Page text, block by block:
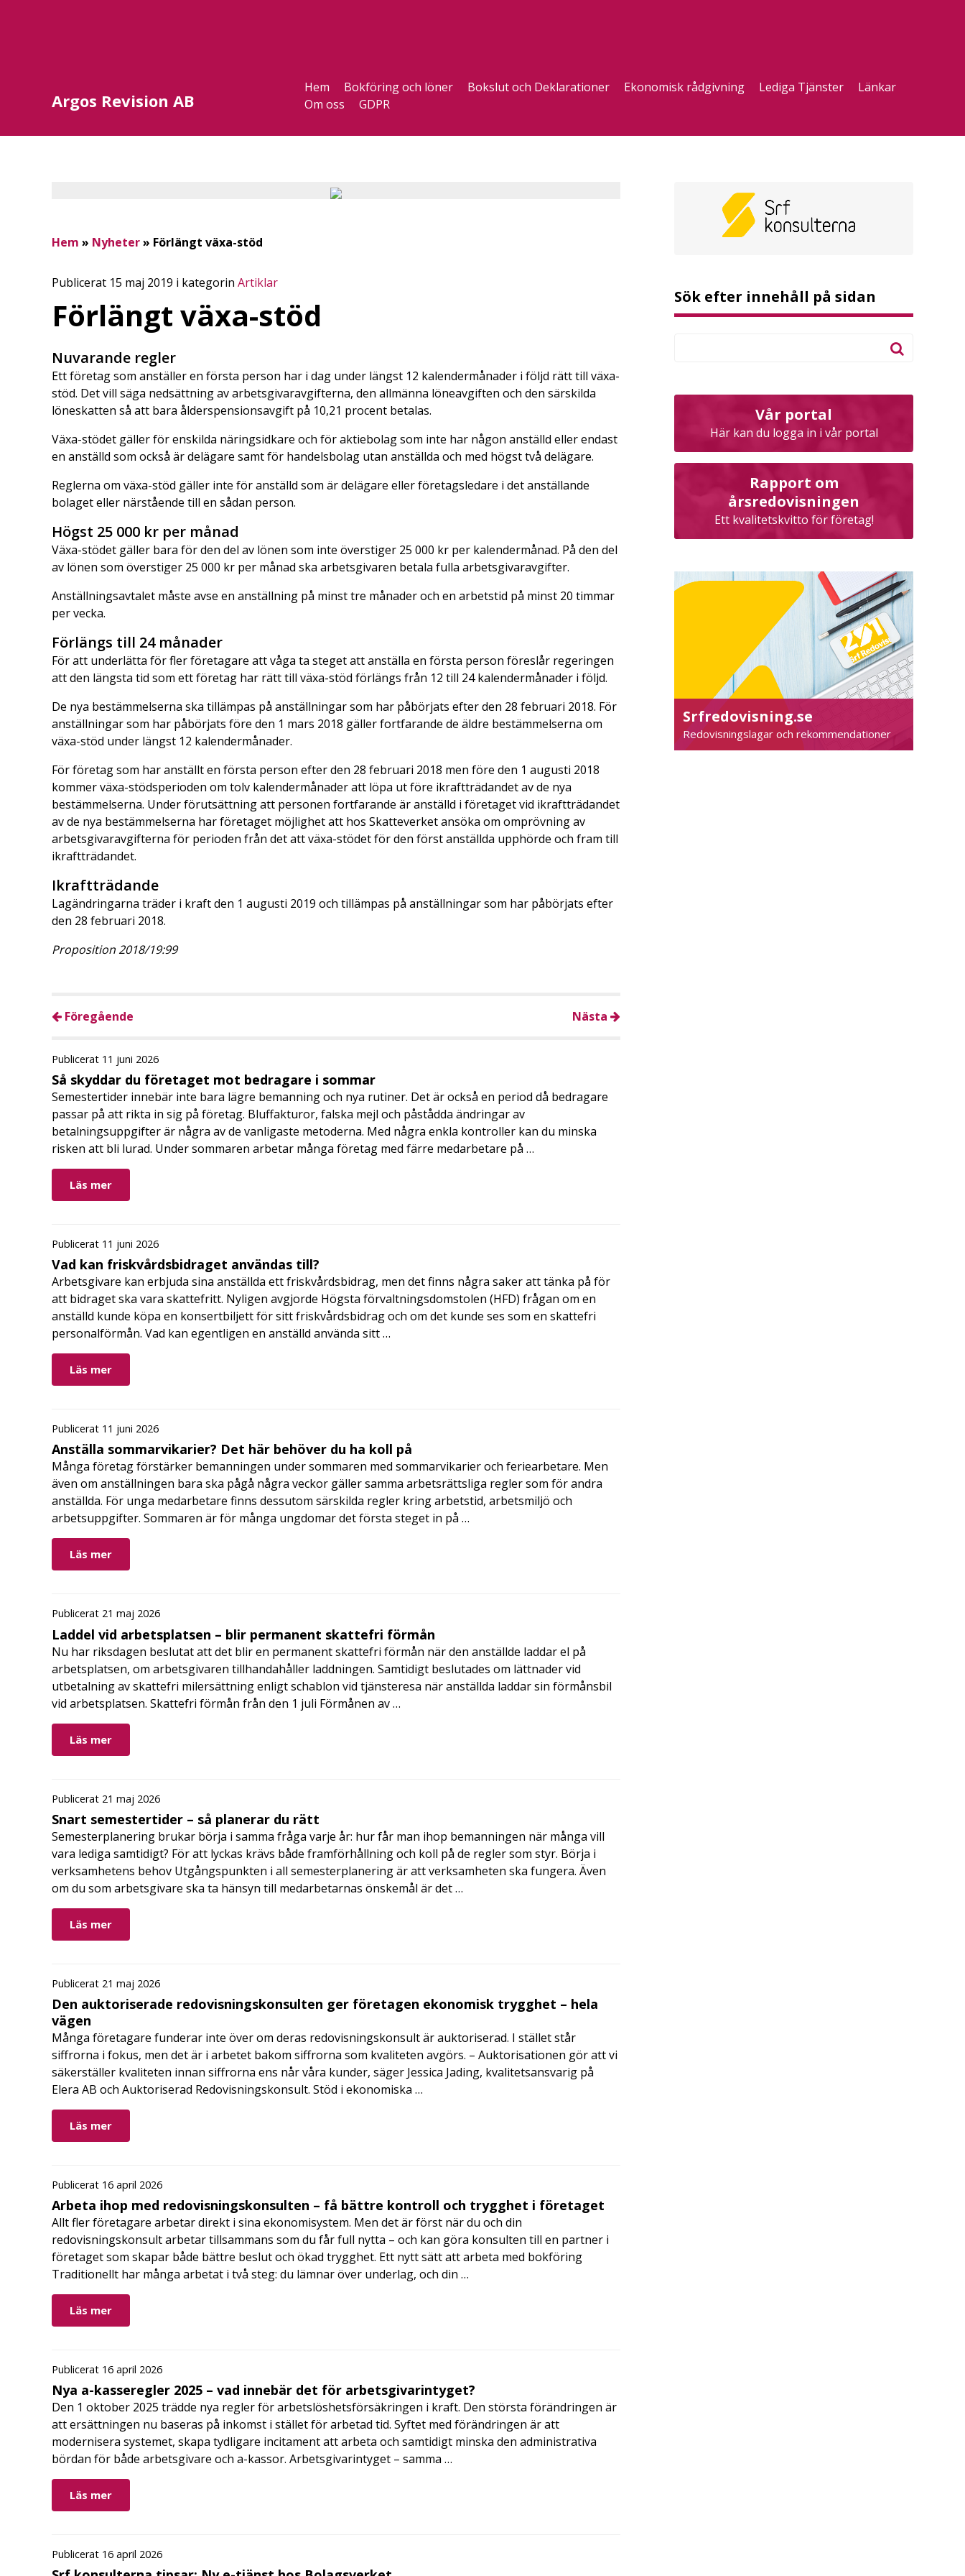
Argos Revision AB
Hem Bokföring och löner Bokslut och Deklarationer Ekonomisk rådgivning Lediga Tjänster
Länkar
Om oss
GDPR
Hem » Nyheter» Förlängt växa-stöd
Publicerat 15 maj 2019 i kategorin Artiklar
Förlängt växa-stöd
Nuvarande regler
Ett företag som anställer en första person har i dag under längst 12 kalendermånader i följd rätt till växa-
stöd. Det vill säga nedsättning av arbetsgivaravgifterna, den allmänna löneavgiften och den särskilda
löneskatten så att bara ålderspensionsavgift på 10,21 procent betalas.
Växa-stödet gäller för enskilda näringsidkare och för aktiebolag som inte har någon anställd eller endast
en anställd som också är delägare samt för handelsbolag utan anställda och med högst två delägare.
Reglerna om växa-stöd gäller inte för anställd som är delägare eller företagsledare i det anställande
bolaget eller närstående till en sådan person.
Högst 25 000 kr per månad
Växa-stödet gäller bara för den del av lönen som inte överstiger 25 000 kr per kalendermånad. På den del
av lönen som överstiger 25 000 kr per månad ska arbetsgivaren betala fulla arbetsgivaravgifter.
Anställningsavtalet måste avse en anställning på minst tre månader och en arbetstid på minst 20 timmar
per vecka.
Förlängs till 24 månader
För att underlätta för fler företagare att våga ta steget att anställa en första person föreslår regeringen
att den längsta tid som ett företag har rätt till växa-stöd förlängs från 12 till 24 kalendermånader i följd.
De nya bestämmelserna ska tillämpas på anställningar som har påbörjats efter den 28 februari 2018. För
anställningar som har påbörjats före den 1 mars 2018 gäller fortfarande de äldre bestämmelserna om
växa-stöd under längst 12 kalendermånader.
För företag som har anställt en första person efter den 28 februari 2018 men före den 1 augusti 2018
kommer växa-stödsperioden om tolv kalendermånader att löpa ut före ikraftträdandet av de nya
bestämmelserna. Under förutsättning att personen fortfarande är anställd i företaget vid ikraftträdandet
av de nya bestämmelserna har företaget möjlighet att hos Skatteverket ansöka om omprövning av
arbetsgivaravgifterna för perioden från det att växa-stödet för den först anställda upphörde och fram till
ikraftträdandet.
Ikraftträdande
Lagändringarna träder i kraft den 1 augusti 2019 och tillämpas på anställningar som har påbörjats efter
den 28 februari 2018.
Proposition 2018/19:99
Föregående Nästa
Publicerat 11 juni 2026
Så skyddar du företaget mot bedragare i sommar
Semestertider innebär inte bara lägre bemanning och nya rutiner. Det är också en period då bedragare
passar på att rikta in sig på företag. Bluffakturor, falska mejl och påstådda ändringar av
betalningsuppgifter är några av de vanligaste metoderna. Med några enkla kontroller kan du minska
risken att bli lurad. Under sommaren arbetar många företag med färre medarbetare på …
Läs mer
Publicerat 11 juni 2026
Vad kan friskvårdsbidraget användas till?
Arbetsgivare kan erbjuda sina anställda ett friskvårdsbidrag, men det finns några saker att tänka på för
att bidraget ska vara skattefritt. Nyligen avgjorde Högsta förvaltningsdomstolen (HFD) frågan om en
anställd kunde köpa en konsertbiljett för sitt friskvårdsbidrag och om det kunde ses som en skattefri
personalförmån. Vad kan egentligen en anställd använda sitt …
Läs mer
Publicerat 11 juni 2026
Anställa sommarvikarier? Det här behöver du ha koll på
Många företag förstärker bemanningen under sommaren med sommarvikarier och feriearbetare. Men
även om anställningen bara ska pågå några veckor gäller samma arbetsrättsliga regler som för andra
anställda. För unga medarbetare finns dessutom särskilda regler kring arbetstid, arbetsmiljö och
arbetsuppgifter. Sommaren är för många ungdomar det första steget in på …
Läs mer
Publicerat 21 maj 2026
Laddel vid arbetsplatsen – blir permanent skattefri förmån
Nu har riksdagen beslutat att det blir en permanent skattefri förmån när den anställde laddar el på
arbetsplatsen, om arbetsgivaren tillhandahåller laddningen. Samtidigt beslutades om lättnader vid
utbetalning av skattefri milersättning enligt schablon vid tjänsteresa när anställda laddar sin förmånsbil
vid arbetsplatsen. Skattefri förmån från den 1 juli Förmånen av …
Läs mer
Publicerat 21 maj 2026
Snart semestertider – så planerar du rätt
Semesterplanering brukar börja i samma fråga varje år: hur får man ihop bemanningen när många vill
vara lediga samtidigt? För att lyckas krävs både framförhållning och koll på de regler som styr. Börja i
verksamhetens behov Utgångspunkten i all semesterplanering är att verksamheten ska fungera. Även
om du som arbetsgivare ska ta hänsyn till medarbetarnas önskemål är det …
Läs mer
Publicerat 21 maj 2026
Den auktoriserade redovisningskonsulten ger företagen ekonomisk trygghet – hela
vägen
Många företagare funderar inte över om deras redovisningskonsult är auktoriserad. I stället står
siffrorna i fokus, men det är i arbetet bakom siffrorna som kvaliteten avgörs. – Auktorisationen gör att vi
säkerställer kvaliteten innan siffrorna ens når våra kunder, säger Jessica Jading, kvalitetsansvarig på
Elera AB och Auktoriserad Redovisningskonsult. Stöd i ekonomiska …
Läs mer
Publicerat 16 april 2026
Arbeta ihop med redovisningskonsulten – få bättre kontroll och trygghet i företaget
Allt fler företagare arbetar direkt i sina ekonomisystem. Men det är först när du och din
redovisningskonsult arbetar tillsammans som du får full nytta – och kan göra konsulten till en partner i
företaget som skapar både bättre beslut och ökad trygghet. Ett nytt sätt att arbeta med bokföring
Traditionellt har många arbetat i två steg: du lämnar över underlag, och din …
Läs mer
Publicerat 16 april 2026
Nya a-kasseregler 2025 – vad innebär det för arbetsgivarintyget?
Den 1 oktober 2025 trädde nya regler för arbetslöshetsförsäkringen i kraft. Den största förändringen är
att ersättningen nu baseras på inkomst i stället för arbetad tid. Syftet med förändringen är att
modernisera systemet, skapa tydligare incitament att arbeta och samtidigt minska den administrativa
bördan för både arbetsgivare och a-kassor. Arbetsgivarintyget – samma …
Läs mer
Publicerat 16 april 2026
Sök efter innehåll på sidan
Vår portal
Här kan du logga in i vår portal
Rapport om
årsredovisningen
Ett kvalitetskvitto för företag!
Srfredovisning.se
Redovisningslagar och rekommendationer